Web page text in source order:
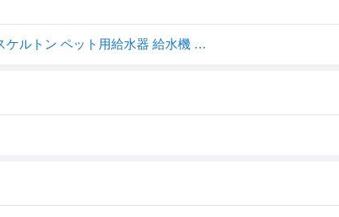
ジェックス ピュアクリスタル グラッシーR 1.5L 犬用 透明 スケルトン ペット用給水器 給水機 水飲み器 水飲み 自動 給水器 USB 静音 静か ペット用